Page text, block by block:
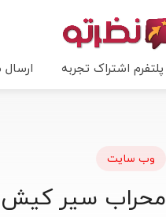
پلتفرم اشتراک تجربه
وب سایت
محراب سیر کیش